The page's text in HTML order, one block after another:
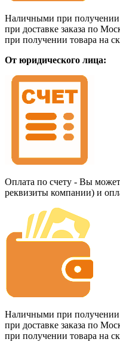
Наличными при
при доставке заказа по
при получении товара на
От юридического лица:
Оплата по счету - Вы
реквизиты компании) и
Наличными при
при доставке заказа по
при получении товара на